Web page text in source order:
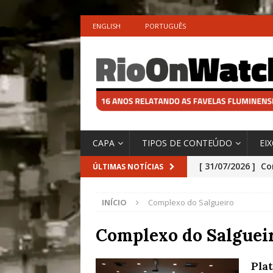
ENGLISH PORTUGUÊS
CAPA TIPOS DE CONTEÚDO
ÚLTIMAS NOTÍCIAS [ 31/07/2026 ]
[ 29/07/2026 ]
São o Cadinho
Precisamos’,
Especial do
INÍCIO Complexo do Salgueiro
Complexo do